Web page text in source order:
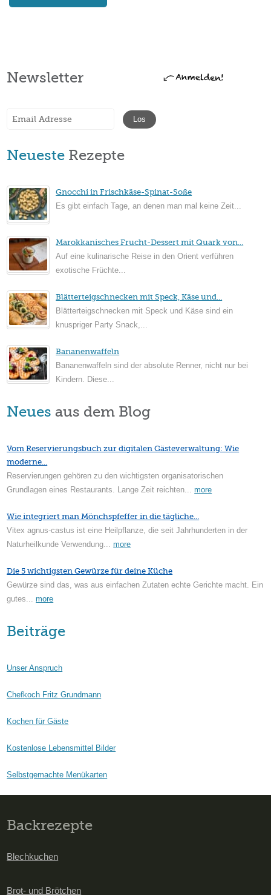
Newsletter
Neueste Rezepte
Gnocchi in Frischkäse-Spinat-Soße
Es gibt einfach Tage, an denen man mal keine Zeit...
Marokkanisches Frucht-Dessert mit Quark von...
Auf eine kulinarische Reise in den Orient verführen
exotische Früchte...
Blätterteigschnecken mit Speck, Käse und...
Blätterteigschnecken mit Speck und Käse sind ein
knuspriger Party Snack,...
Bananenwaffeln
Bananenwaffeln sind der absolute Renner, nicht nur bei
Kindern. Diese...
Neues aus dem Blog
Vom Reservierungsbuch zur digitalen Gästeverwaltung: Wie
moderne...
Reservierungen gehören zu den wichtigsten organisatorischen
Grundlagen eines Restaurants. Lange Zeit reichten...more
Wie integriert man Mönchspfeffer in die tägliche...
Vitex agnus-castus ist eine Heilpflanze, die seit Jahrhunderten in der
Naturheilkunde Verwendung...more
Die 5 wichtigsten Gewürze für deine Küche
Gewürze sind das, was aus einfachen Zutaten echte Gerichte macht. Ein
gutes...more
Beiträge
Unser Anspruch
Chefkoch Fritz Grundmann
Kochen für Gäste
Kostenlose Lebensmittel Bilder
Selbstgemachte Menükarten
Backrezepte
Blechkuchen
Brot- und Brötchen